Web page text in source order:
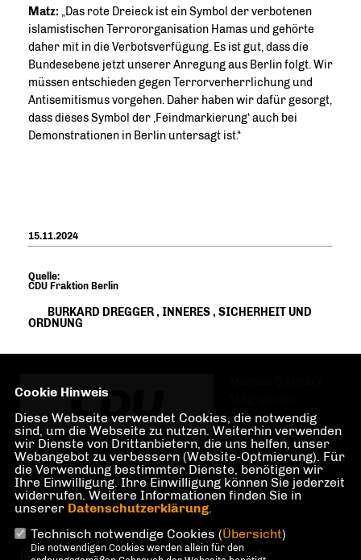
Matz: Das rote Dreieck ist ein Symbol der verbotenen
islamistischen Terrororganisation Hamas und gehörte
daher mit in die Verbotsverfügung. Es ist gut, dass die
Bundesebene jetzt unserer Anregung aus Berlin folgt. Wir
müssen entschieden gegen Terrorverherrlichung und
Antisemitismus vorgehen. Daher haben wir dafür gesorgt,
dass dieses Symbol der ‚Feindmarkierung‘ auch bei
Demonstrationen in Berlin untersagt ist.“
15.11.2024
Quelle:
CDU Fraktion Berlin
BURKARD DREGGER, INNERES, SICHERHEIT UND
ORDNUNG
Abgeordnetenhauses von Berlin, CDU-Fraktion. Wahlkreis
Märkisches Viertel und Lübars im Bezirk Reinickendorf.
IMPRESSUM DATENSCHUTZ KONTAKT
Cookie Hinweis
Diese Webseite verwendet Cookies, die notwendig
sind, um die Webseite zu nutzen. Weiterhin verwenden
wir Dienste von Drittanbietern, die uns helfen, unser
Webangebot zu verbessern (Website-Optmierung). Für
die Verwendung bestimmter Dienste, benötigen wir
Ihre Einwilligung. Ihre Einwilligung können Sie jederzeit
widerrufen. Weitere Informationen finden Sie in
unserer Datenschutzerklärung.
Technisch notwendige Cookies (Übersicht)
Die notwendigen Cookies werden allein für den